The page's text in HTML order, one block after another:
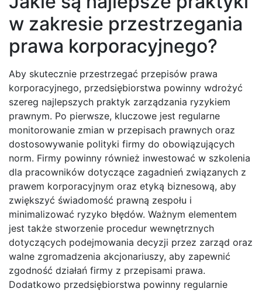
w zakresie przestrzegania
prawa korporacyjnego?
Aby skutecznie przestrzegać przepisów prawa
korporacyjnego, przedsiębiorstwa powinny wdrożyć
szereg najlepszych praktyk zarządzania ryzykiem
prawnym. Po pierwsze, kluczowe jest regularne
monitorowanie zmian w przepisach prawnych oraz
dostosowywanie polityki firmy do obowiązujących
norm. Firmy powinny również inwestować w szkolenia
dla pracowników dotyczące zagadnień związanych z
prawem korporacyjnym oraz etyką biznesową, aby
zwiększyć świadomość prawną zespołu i
minimalizować ryzyko błędów. Ważnym elementem
jest także stworzenie procedur wewnętrznych
dotyczących podejmowania decyzji przez zarząd oraz
walne zgromadzenia akcjonariuszy, aby zapewnić
zgodność działań firmy z przepisami prawa.
Dodatkowo przedsiębiorstwa powinny regularnie